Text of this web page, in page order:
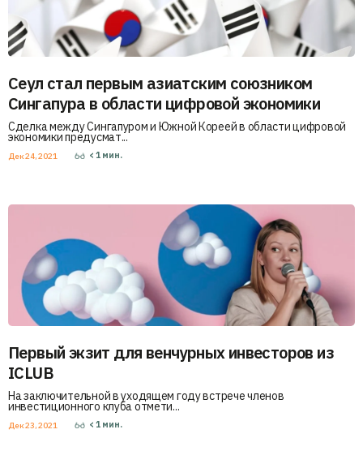
Сеул стал первым азиатским союзником
Сингапура в области цифровой экономики
Сделка между Сингапуром и Южной Кореей в области цифровой
экономики предусмат...
Дек 24, 2021 < 1 мин.
Первый экзит для венчурных инвесторов из
ICLUB
На заключительной в уходящем году встрече членов
инвестиционного клуба отмети...
Дек 23, 2021 < 1 мин.